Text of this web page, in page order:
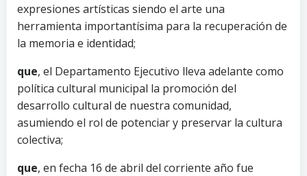
expresiones artísticas siendo el arte una
herramienta importantísima para la recuperación de
la memoria e identidad;
que, el Departamento Ejecutivo lleva adelante como
política cultural municipal la promoción del
desarrollo cultural de nuestra comunidad,
asumiendo el rol de potenciar y preservar la cultura
colectiva;
que, en fecha 16 de abril del corriente año fue